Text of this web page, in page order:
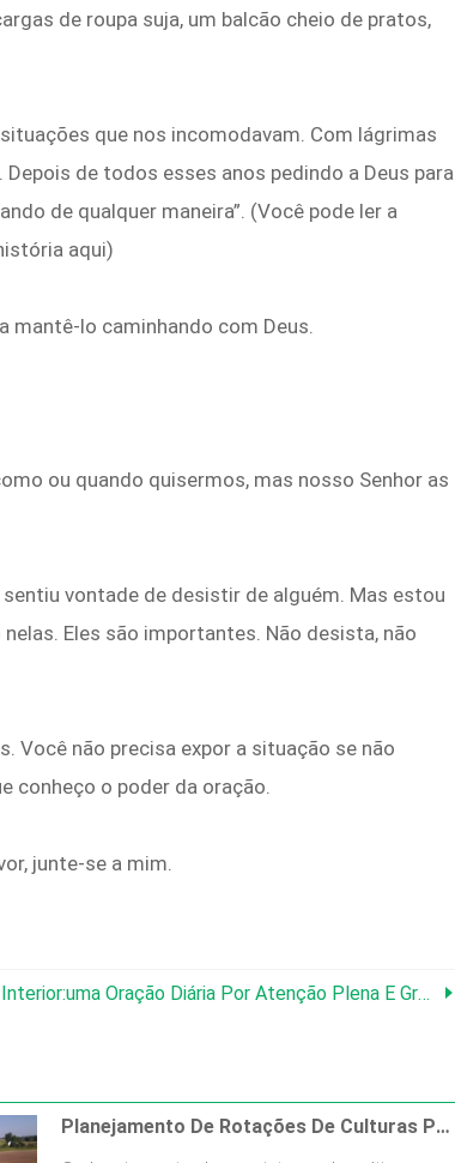
de roupa suja, um balcão cheio de pratos,
que nos incomodavam. Com lágrimas
de todos esses anos pedindo a Deus para
de qualquer maneira”. (Você pode ler a
aqui)
mantê-lo caminhando com Deus.
ou quando quisermos, mas nosso Senhor as
vontade de desistir de alguém. Mas estou
Eles são importantes. Não desista, não
Você não precisa expor a situação se não
conheço o poder da oração.
junte-se a mim.
Oração Diária Por Atenção Plena E Gratidão
Planejamento De Rotações De Culturas Para Fazendas De Laticínios, Gado E Culturas De Rendimento